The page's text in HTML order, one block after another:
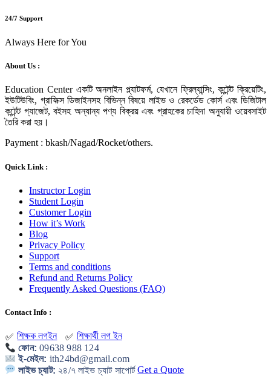
24/7 Support
Always Here for You
About Us :
Education Center একটি অনলাইন প্ল্যাটফর্ম, যেখানে ফ্রিল্যান্সিং, কন্টেন্ট ক্রিয়েটিং,
ইউটিউবিং, গ্রাফিক্স ডিজাইনসহ বিভিন্ন বিষয়ে লাইভ ও রেকর্ডেড কোর্স এবং ডিজিটাল
কন্টেন্ট গ্যাজেট, বইসহ অন্যান্য পণ্য বিক্রয় এবং গ্রাহকের চাহিদা অনুযায়ী ওয়েবসাইট
তৈরি করা হয়।
Payment : bkash/Nagad/Rocket/others.
Quick Link :
Instructor Login
Student Login
Customer Login
How it’s Work
Blog
Privacy Policy
Support
Terms and conditions
Refund and Returns Policy
Frequently Asked Questions (FAQ)
Contact Info :
✅ শিক্ষক লগইন ✅ শিক্ষার্থী লগ ইন
ফোন: 09638 988 124
ই-মেইল: ith24bd@gmail.com
লাইভ চ্যাট: ২৪/৭ লাইভ চ্যাট সাপোর্টGet a Quote